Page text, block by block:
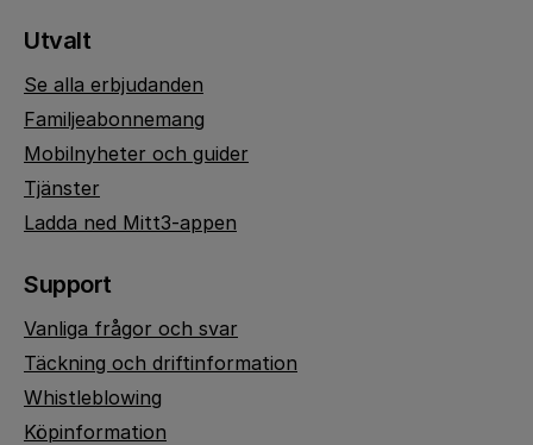
Utvalt
Se alla erbjudanden
Familjeabonnemang
Mobilnyheter och guider
Tjänster
Ladda ned Mitt3-appen
Support
Vanliga frågor och svar
Täckning och driftinformation
Whistleblowing
Köpinformation